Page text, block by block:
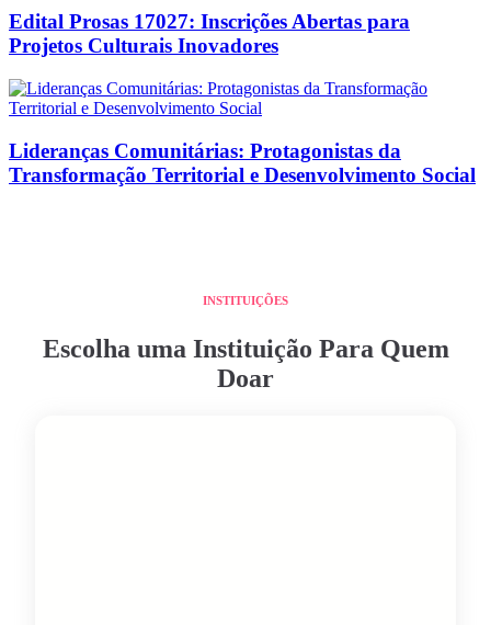
Edital Prosas 17027: Inscrições Abertas para
Projetos Culturais Inovadores
Lideranças Comunitárias: Protagonistas da
Transformação Territorial e Desenvolvimento Social
INSTITUIÇÕES
Escolha uma Instituição Para Quem
Doar